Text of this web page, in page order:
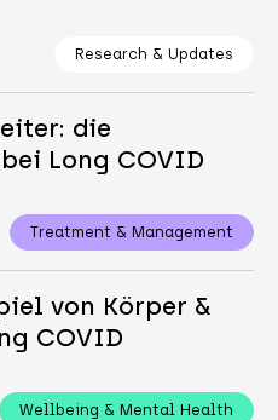
Research & Updates
die
Long COVID
Treatment & Management
von Körper &
COVID
Wellbeing & Mental Health